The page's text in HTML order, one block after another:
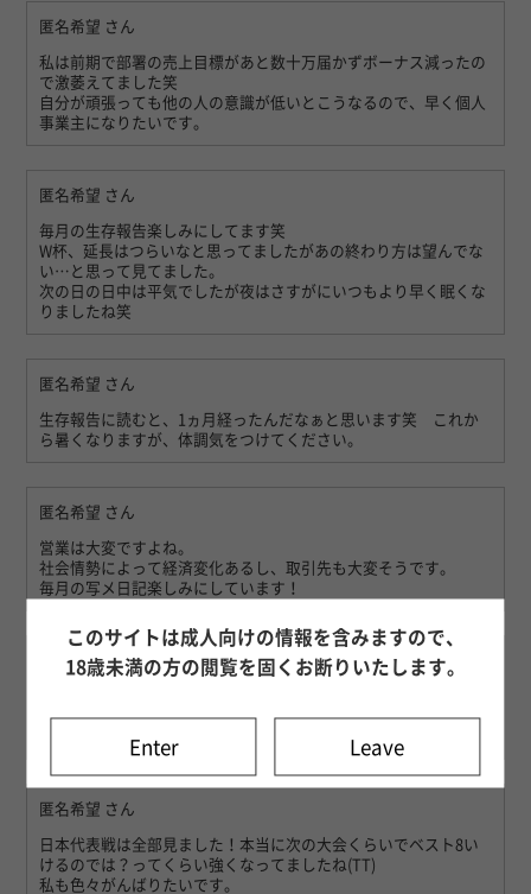
匿名希望 さん
私は前期で部署の売上目標があと数十万届かずボーナス減ったの
で激萎えてました笑
自分が頑張っても他の人の意識が低いとこうなるので、早く個人
事業主になりたいです。
匿名希望 さん
毎月の生存報告楽しみにしてます笑
W杯、延長はつらいなと思ってましたがあの終わり方は望んでな
い…と思って見てました。
次の日の日中は平気でしたが夜はさすがにいつもより早く眠くな
りましたね笑
匿名希望 さん
生存報告に読むと、1ヵ月経ったんだなぁと思います笑 これか
ら暑くなりますが、体調気をつけてください。
匿名希望 さん
営業は大変ですよね。
社会情勢によって経済変化あるし、取引先も大変そうです。
毎月の写メ日記楽しみにしています！
匿名希望さん
兼業のお仕事大変かと思いますがお身体に気をつけてください
匿名希望 さん
日本代表戦は全部見ました！本当に次の大会くらいでベスト8い
けるのでは？ってくらい強くなってましたね(TT)
私も色々がんばりたいです。
このサイトは成人向けの情報を含みますので、
18歳未満の方の閲覧を固くお断りいたします。
Enter Leave